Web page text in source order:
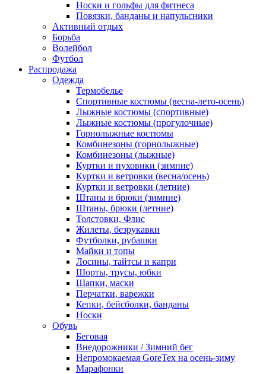
Носки и гольфы для фитнеса
Повязки, банданы и напульсники
Активный отдых
Борьба
Волейбол
Футбол
Распродажа
Одежда
Термобелье
Спортивные костюмы (весна-лето-осень)
Лыжные костюмы (спортивные)
Лыжные костюмы (прогулочные)
Горнолыжные костюмы
Комбинезоны (горнолыжные)
Комбинезоны (лыжные)
Куртки и пуховики (зимние)
Куртки и ветровки (весна/осень)
Куртки и ветровки (летние)
Штаны и брюки (зимние)
Штаны, брюки (летние)
Толстовки, Флис
Жилеты, безрукавки
Футболки, рубашки
Майки и топы
Лосины, тайтсы и капри
Шорты, трусы, юбки
Шапки, маски
Перчатки, варежки
Кепки, бейсболки, банданы
Носки
Обувь
Беговая
Внедорожники / Зимний бег
Непромокаемая GoreTex на осень-зиму
Марафонки